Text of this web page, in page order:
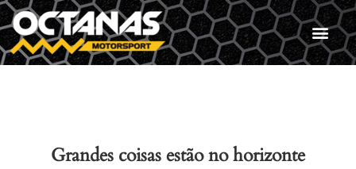
Grandes coisas estão no horizonte